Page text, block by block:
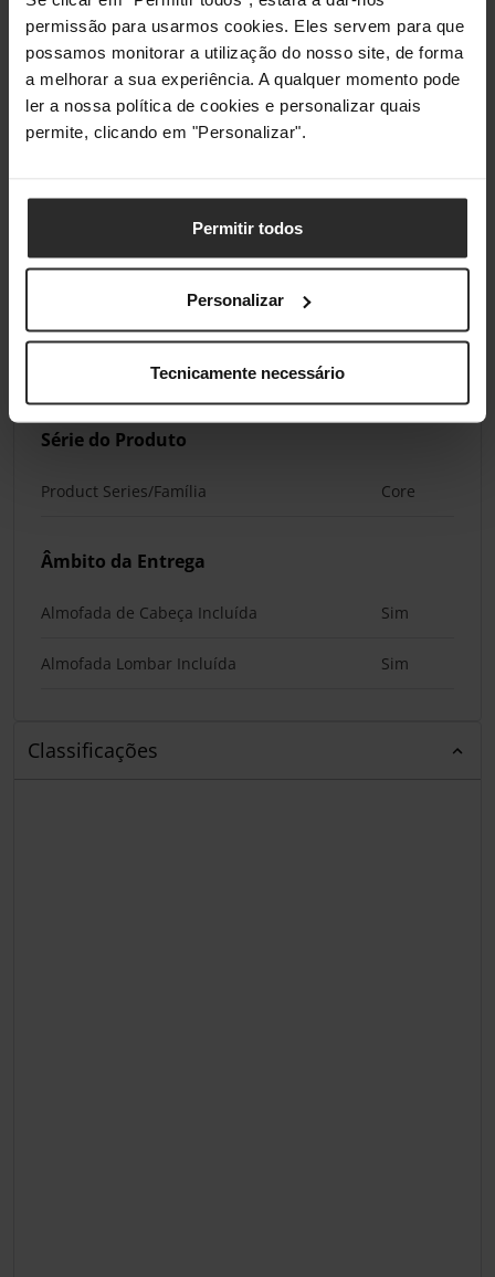
permissão para usarmos cookies. Eles servem para que
possamos monitorar a utilização do nosso site, de forma
a melhorar a sua experiência. A qualquer momento pode
ler a nossa política de cookies e personalizar quais
permite, clicando em "Personalizar".
Permitir todos
Personalizar
Tecnicamente necessário
Guia do Cinto de Segurança Não
Função de Inclinação Não
Normas/Especificações
Limite de Peso 150 kg
Materiais
Série do Produto
Product Series/Família Core
Âmbito da Entrega
Almofada de Cabeça Incluída Sim
Almofada Lombar Incluída Sim
Classificações